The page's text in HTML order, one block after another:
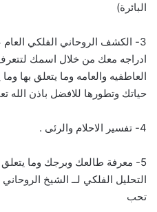
البائرة)
3- الكشف الروحاني الفلكي
ادراجه معك من خلال اسمك
العاطفيه والعامه وما يتعلق بها
حياتك وتطورها للافضل باذن الله
4- تفسير الاحلام والرئى .
5- معرفة طالعك وبرجك وما
التحليل الفلكي لــ الشيخ
تحب